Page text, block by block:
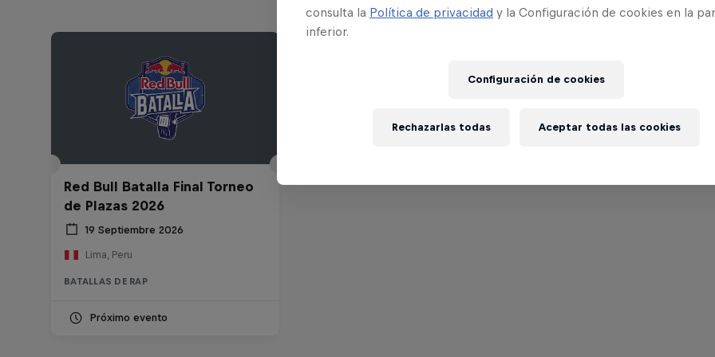
Red Bull Batalla Final Torneo
de Plazas 2026
19 Septiembre 2026
Lima, Peru
BATALLAS DE RAP
Próximo evento
consulta la Política de privacidad y la Configuración de cookies en la
inferior.
Configuración de cookies
Rechazarlas todas Aceptar todas las cookies